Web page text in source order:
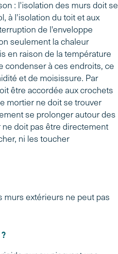
: l'isolation des murs doit se
à l'isolation du toit et aux
de l'enveloppe
seulement la chaleur
en raison de la température
condenser à ces endroits, ce
et de moisissure. Par
être accordée aux crochets
mortier ne doit se trouver
se prolonger autour des
doit pas être directement
ni les toucher
murs extérieurs ne peut pas